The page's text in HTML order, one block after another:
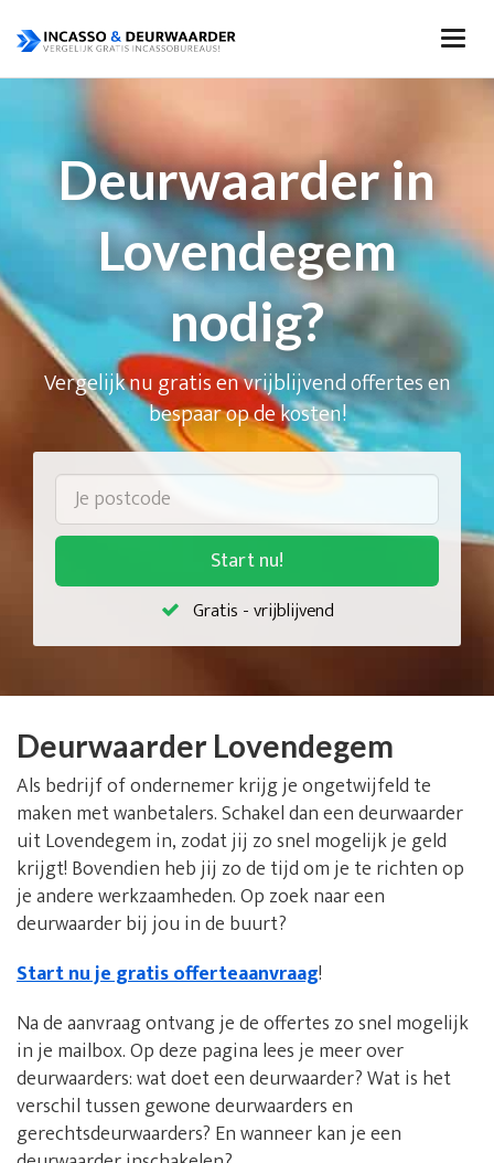
Deurwaarder in
Lovendegem
nodig?
Vergelijk nu gratis en vrijblijvend offertes en
bespaar op de kosten!
Start nu!
Gratis - vrijblijvend
Deurwaarder Lovendegem
Als bedrijf of ondernemer krijg je ongetwijfeld te
maken met wanbetalers. Schakel dan een deurwaarder
uit Lovendegem in, zodat jij zo snel mogelijk je geld
krijgt! Bovendien heb jij zo de tijd om je te richten op
je andere werkzaamheden. Op zoek naar een
deurwaarder bij jou in de buurt?
Start nu je gratis offerteaanvraag!
Na de aanvraag ontvang je de offertes zo snel mogelijk
in je mailbox. Op deze pagina lees je meer over
deurwaarders: wat doet een deurwaarder? Wat is het
verschil tussen gewone deurwaarders en
gerechtsdeurwaarders? En wanneer kan je een